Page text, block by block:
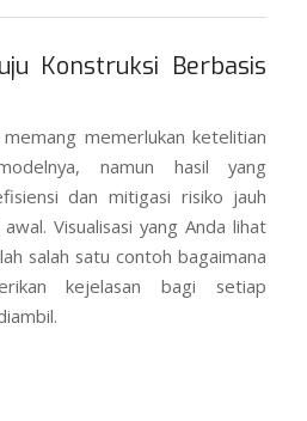
Konstruksi Berbasis
memerlukan ketelitian
namun hasil yang
dan mitigasi risiko jauh
Visualisasi yang Anda lihat
salah satu contoh bagaimana
kejelasan bagi setiap